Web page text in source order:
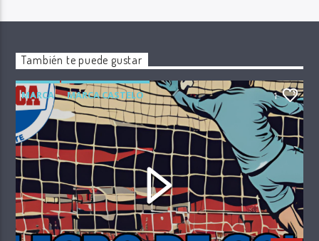
También te puede gustar
MARCA
MARCA CASTELO
PELIGRO DE GOL
1